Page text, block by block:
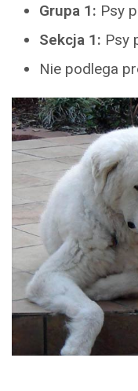
Grupa 1: Psy
Sekcja 1: Psy
Nie podlega